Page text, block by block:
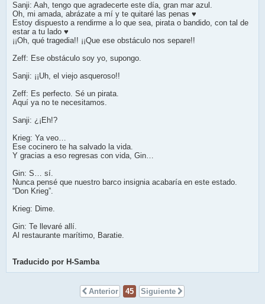
Sanji: Aah, tengo que agradecerte este día, gran mar azul.
Oh, mi amada, abrázate a mí y te quitaré las penas ♥
Estoy dispuesto a rendirme a lo que sea, pirata o bandido, con tal de
estar a tu lado ♥
¡¡Oh, qué tragedia!! ¡¡Que ese obstáculo nos separe!!
Zeff: Ese obstáculo soy yo, supongo.
Sanji: ¡¡Uh, el viejo asqueroso!!
Zeff: Es perfecto. Sé un pirata.
Aquí ya no te necesitamos.
Sanji: ¿¡Eh!?
Krieg: Ya veo…
Ese cocinero te ha salvado la vida.
Y gracias a eso regresas con vida, Gin…
Gin: S… sí.
Nunca pensé que nuestro barco insignia acabaría en este estado.
“Don Krieg”.
Krieg: Dime.
Gin: Te llevaré allí.
Al restaurante marítimo, Baratie.
Traducido por H-Samba
Anterior 45 Siguiente